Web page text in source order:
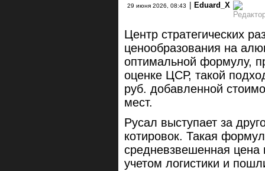
29 июня 2026, 08:43 Eduard_X
Центр стратегических
ценообразования на
оптимальной формулу,
оценке ЦСР, такой
руб. добавленной
мест.
Русал выступает за
котировок. Такая
средневзвешенная цена
учетом логистики и